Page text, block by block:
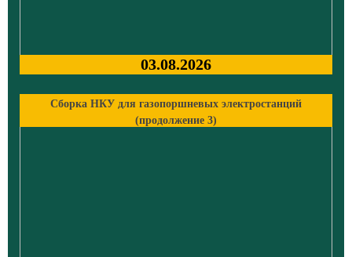
03.08.2026
Сборка НКУ для газопоршневых электростанций
(продолжение 3)